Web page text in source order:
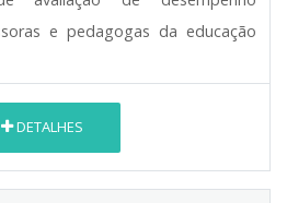
e pedagogas da educação
DETALHES